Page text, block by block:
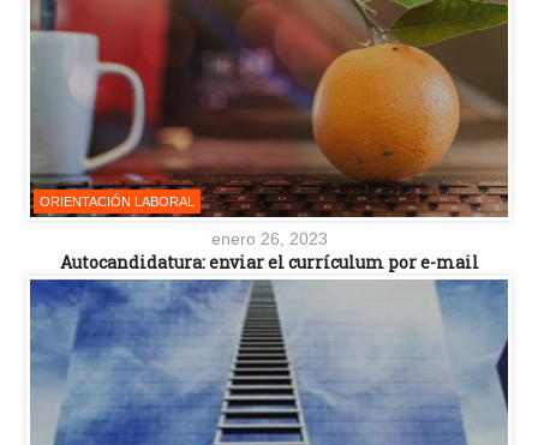
ORIENTACIÓN LABORAL
enero 26, 2023
Autocandidatura: enviar el currículum por e-mail